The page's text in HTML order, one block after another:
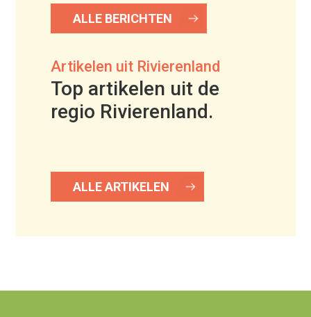
ALLE BERICHTEN
Artikelen uit Rivierenland
Top artikelen uit de
regio Rivierenland.
ALLE ARTIKELEN